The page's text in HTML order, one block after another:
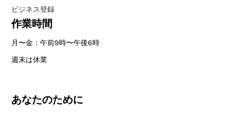
ビジネス登録
作業時間
月〜金：午前9時〜午後6時
週末は休業
あなたのために